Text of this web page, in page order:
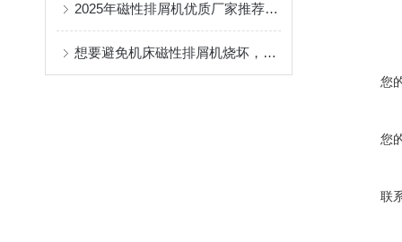
2025年磁性排屑机优质厂家推荐厂家
想要避免机床磁性排屑机烧坏，以下工作需要做到位
您
您
联